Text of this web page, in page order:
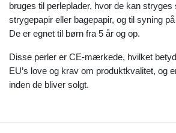
bruges til perleplader, hvor de kan
strygepapir eller bagepapir, og til syning
De er egnet til børn fra 5 år og op.
Disse perler er CE-mærkede, hvilket
EU’s love og krav om produktkvalitet, og
inden de bliver solgt.